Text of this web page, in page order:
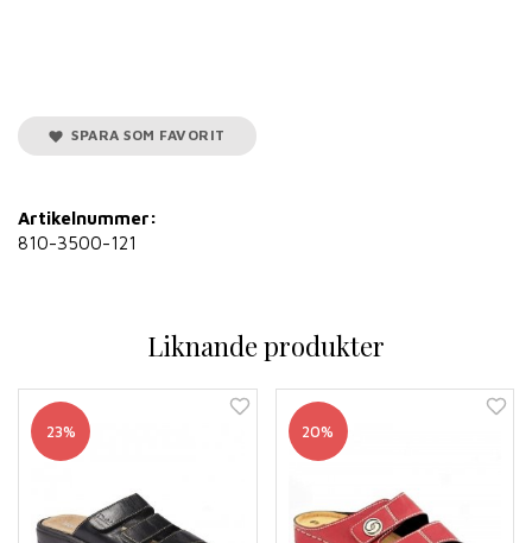
SPARA SOM FAVORIT
Artikelnummer:
810-3500-121
Liknande produkter
23% 20%